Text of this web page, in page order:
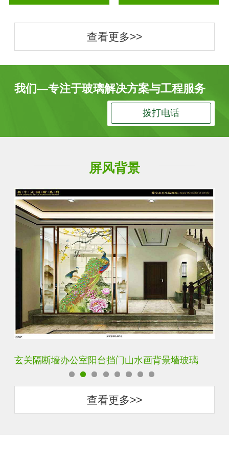
查看更多>>
我们—专注于玻璃解决方案与工程服务
拨打电话
屏风背景
玄关隔断墙办公室阳台挡门山水画背景墙玻璃
查看更多>>